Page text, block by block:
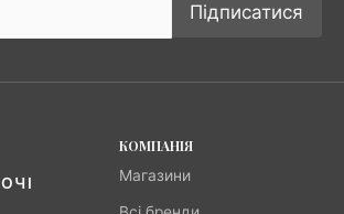
Підписатися
КОМПАНІЯ
Магазини